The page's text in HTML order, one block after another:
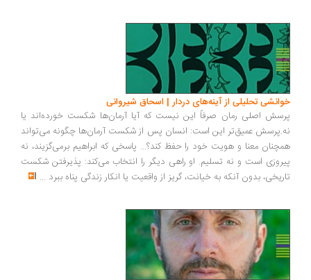
تحلیلی از آینه‌های دردار | اسحاق شیروانی
اصلی رمان صرفاً این نیست که آیا آرمان‌ها شکست خورده‌اند یا
عمیق‌تر این است: انسان پس از شکست آرمان‌ها چگونه می‌تواند
معنا و هویت خود را حفظ کند؟... پاسخی که ابراهیم برمی‌گزیند، نه
است و نه تسلیم. او راهی دیگر را انتخاب می‌کند: پذیرفتن شکست
بدون آنکه به خیانت، گریز از واقعیت یا انکار زندگی پناه ببرد...